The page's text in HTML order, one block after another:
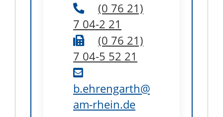
(0 76 21)
7 04-2 21
(0 76 21)
7 04-5 52 21
b.ehrengarth@weil-
am-rhein.de